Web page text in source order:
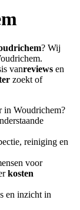
? Wij
.
vanreviews en
zoekt of
in Woudrichem?
reiniging en
voor
kosten
en inzicht in